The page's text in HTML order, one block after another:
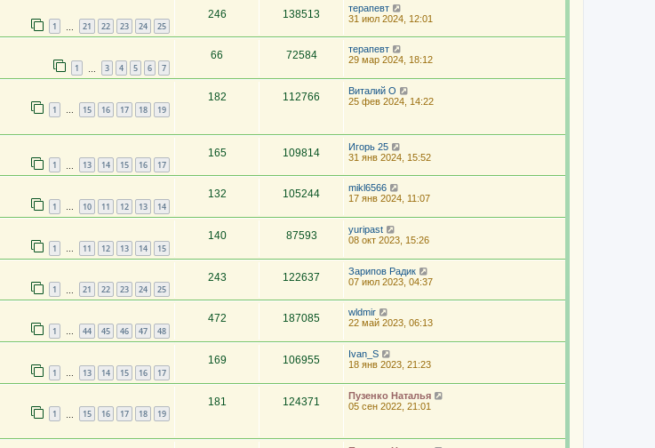
1 21 22 23 24 25
246 138513
терапевт
31 июл 2024, 12:01
1 3 4 5 6 7
66 72584
терапевт
29 мар 2024, 18:12
1 … 15 16 17 18 19
182 112766
Виталий О
25 фев 2024, 14:22
1 13 14 15 16 17
165 109814
Игорь 25
31 янв 2024, 15:52
1 … 10 11 12 13 14
132 105244
mikl6566
17 янв 2024, 11:07
1 … 11 12 13 14 15
140 87593
yuripast
08 окт 2023, 15:26
1 21 22 23 24 25
243 122637
Зарипов Радик
07 июл 2023, 04:37
1 … 44 45 46 47 48
472 187085
wldmir
22 май 2023, 06:13
1 … 13 14 15 16 17
169 106955
Ivan_S
18 янв 2023, 21:23
1 15 16 17 18 19
181 124371
Пузенко Наталья
05 сен 2022, 21:01